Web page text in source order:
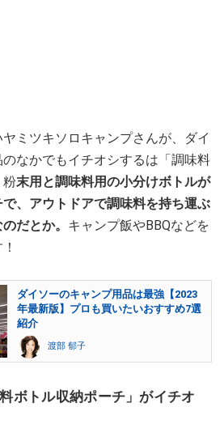
ミツキソロキャンプさんが、ダイ
なかでもイチオシするは「調味料
粉末用と調味料用の小分けボトルが
、アウトドアで調味料を持ち運ぶ
だとか。 キャンプ飯やBBQなどを
ダイソーのキャンプ用品は最強【2023
年最新版】プロも買いたいおすすめ7選
紹介
渡部 郁子
ボトル収納ポーチ」がイチオ